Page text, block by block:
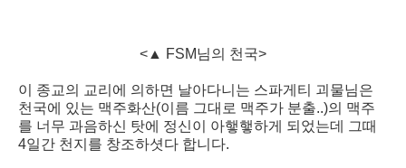
<▲ FSM님의 천국>
이 종교의 교리에 의하면 날아다니는 스파게티 괴물님은
천국에 있는 맥주화산(이름 그대로 맥주가 분출..)의 맥주
를 너무 과음하신 탓에 정신이 아햏햏하게 되었는데 그때
4일간 천지를 창조하셧다 합니다.